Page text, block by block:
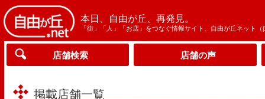
本日、自由が丘、再発見。
「街」「人」「お店」をつなぐ情報サイト、自由が丘ネット（
店舗検索 店舗の声
掲載店舗一覧